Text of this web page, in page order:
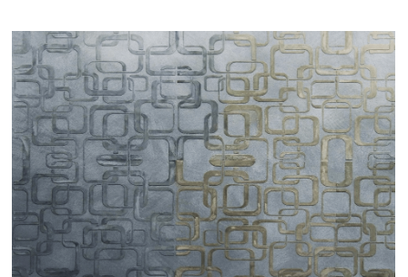
Экстерьерно-интерьерное покрытие
с перламутровым блеском
Среди материалов на основе гашёной
извести это покрытие отличается красивым
перламутровым блеском, благодаря
входящему в его состав натуральному
пигменту жемчуга, а также высокой
прочностью, износостойкостью
и противогрибковыми свойствами.
IDEA CODE: 511